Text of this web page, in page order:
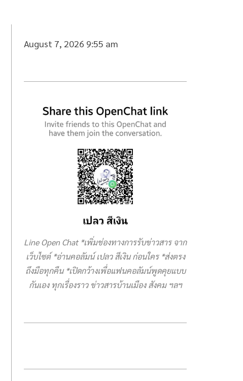
August 7, 2026 9:55 am
Line Open Chat *เพิ่มช่องทางการรับข่าวสาร จาก
เว็บไซต์ *อ่านคอลัมน์ เปลว สีเงิน ก่อนใคร *ส่งตรง
ถึงมือทุกคืน *เปิดกว้างเพื่อแฟนคอลัมน์พูดคุยแบบ
กันเอง ทุกเรื่องราว ข่าวสารบ้านเมือง สังคม ฯลฯ